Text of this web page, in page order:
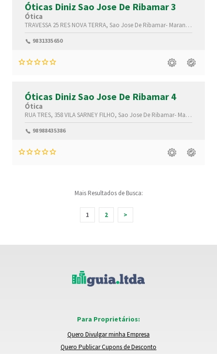
Óticas Diniz Sao Jose De Ribamar 3
Ótica
TRAVESSA 25 RES NOVA TERRA, Sao Jose De Ribamar- Maranhão(MA)
9831335650
Óticas Diniz Sao Jose De Ribamar 4
Ótica
RUA TRES, 358VILA SARNEY FILHO, Sao Jose De Ribamar- Maranhão(MA)
98988435386
Mais Resultados de Busca:
1 2 >
Para Proprietários:
Quero Divulgar minha Empresa
Quero Publicar Cupons de Desconto